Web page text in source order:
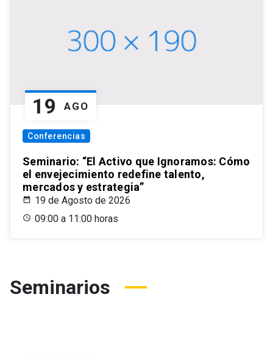
19 AGO
Conferencias
Seminario: “El Activo que Ignoramos: Cómo
el envejecimiento redefine talento,
mercados y estrategia”
19 de Agosto de 2026
09:00 a 11:00 horas
Seminarios